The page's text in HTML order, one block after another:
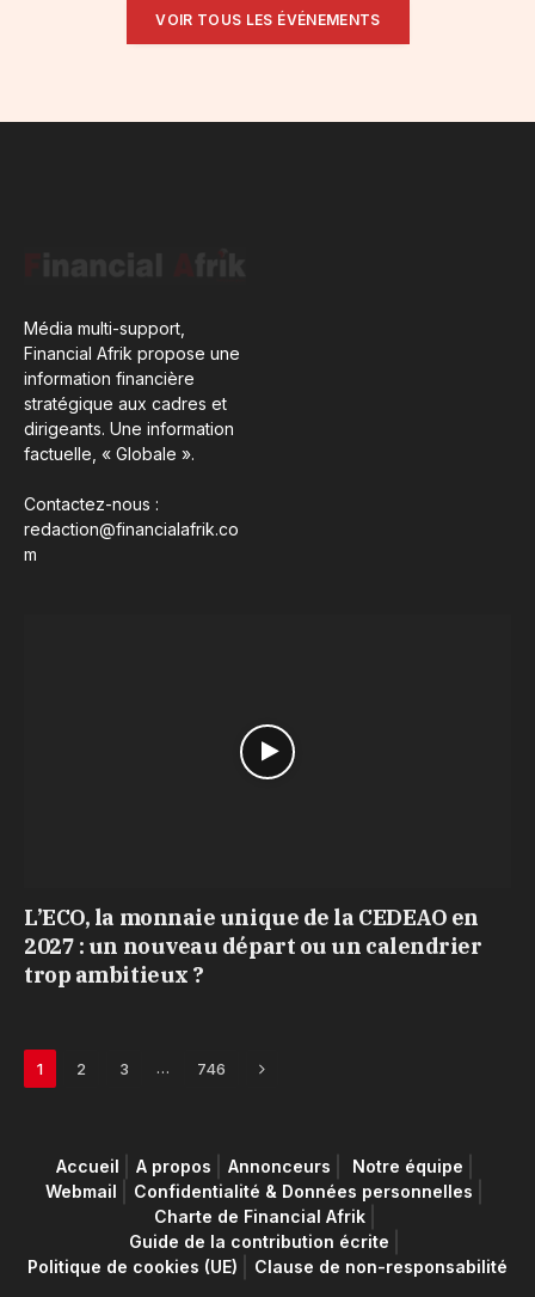
VOIR TOUS LES ÉVÉNEMENTS
Média multi-support,
Financial Afrik propose une
information financière
stratégique aux cadres et
dirigeants. Une information
factuelle, « Globale ».
Contactez-nous :
redaction@financialafrik.co
m
L’ECO, la monnaie unique de la CEDEAO en
2027 : un nouveau départ ou un calendrier
trop ambitieux ?
1 2 3 … 746 Next
Accueil A propos Annonceurs
Notre équipe
Webmail
Confidentialité & Données personnelles
Charte de Financial Afrik
Guide de la contribution écrite
Politique de cookies (UE)
Clause de non-responsabilité